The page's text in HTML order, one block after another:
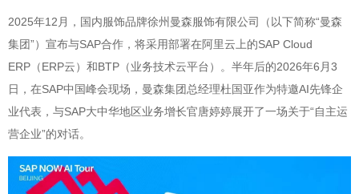
2025年12月，国内服饰品牌徐州曼森服饰有限公司（以下简称“曼森
集团”）宣布与SAP合作，将采用部署在阿里云上的SAP Cloud
ERP（ERP云）和BTP（业务技术云平台）。半年后的2026年6月3
日，在SAP中国峰会现场，曼森集团总经理杜国亚作为特邀AI先锋企
业代表，与SAP大中华地区业务增长官唐婷婷展开了一场关于“自主运
营企业”的对话。